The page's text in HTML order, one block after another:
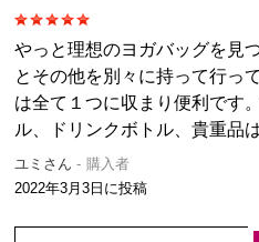
やっと理想のヨガバッグを見
とその他を別々に持って行っ
は全て１つに収まり便利です
ル、ドリンクボトル、貴重品
ユミさん
購入者
2022年3月3日 に投稿